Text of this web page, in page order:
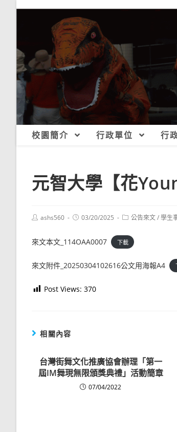
校園簡介 行政單位 行
元智大學【花
Postashs560
Post03/20/2025
Post公告來文/學生
來文本文_114OAA0007 下載
來文附件_20250304102616公文用海報A4
Post Views: 370
相關內容
台灣街舞文化推廣協會辦理「第一
屆IM舞現無限頒獎典禮」活動簡章
07/04/2022